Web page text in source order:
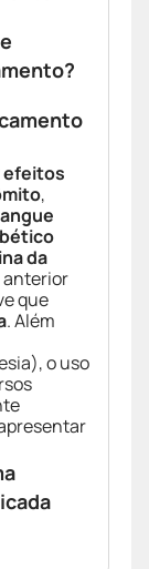
efeitos
,
da
anterior
que
. Além
o uso